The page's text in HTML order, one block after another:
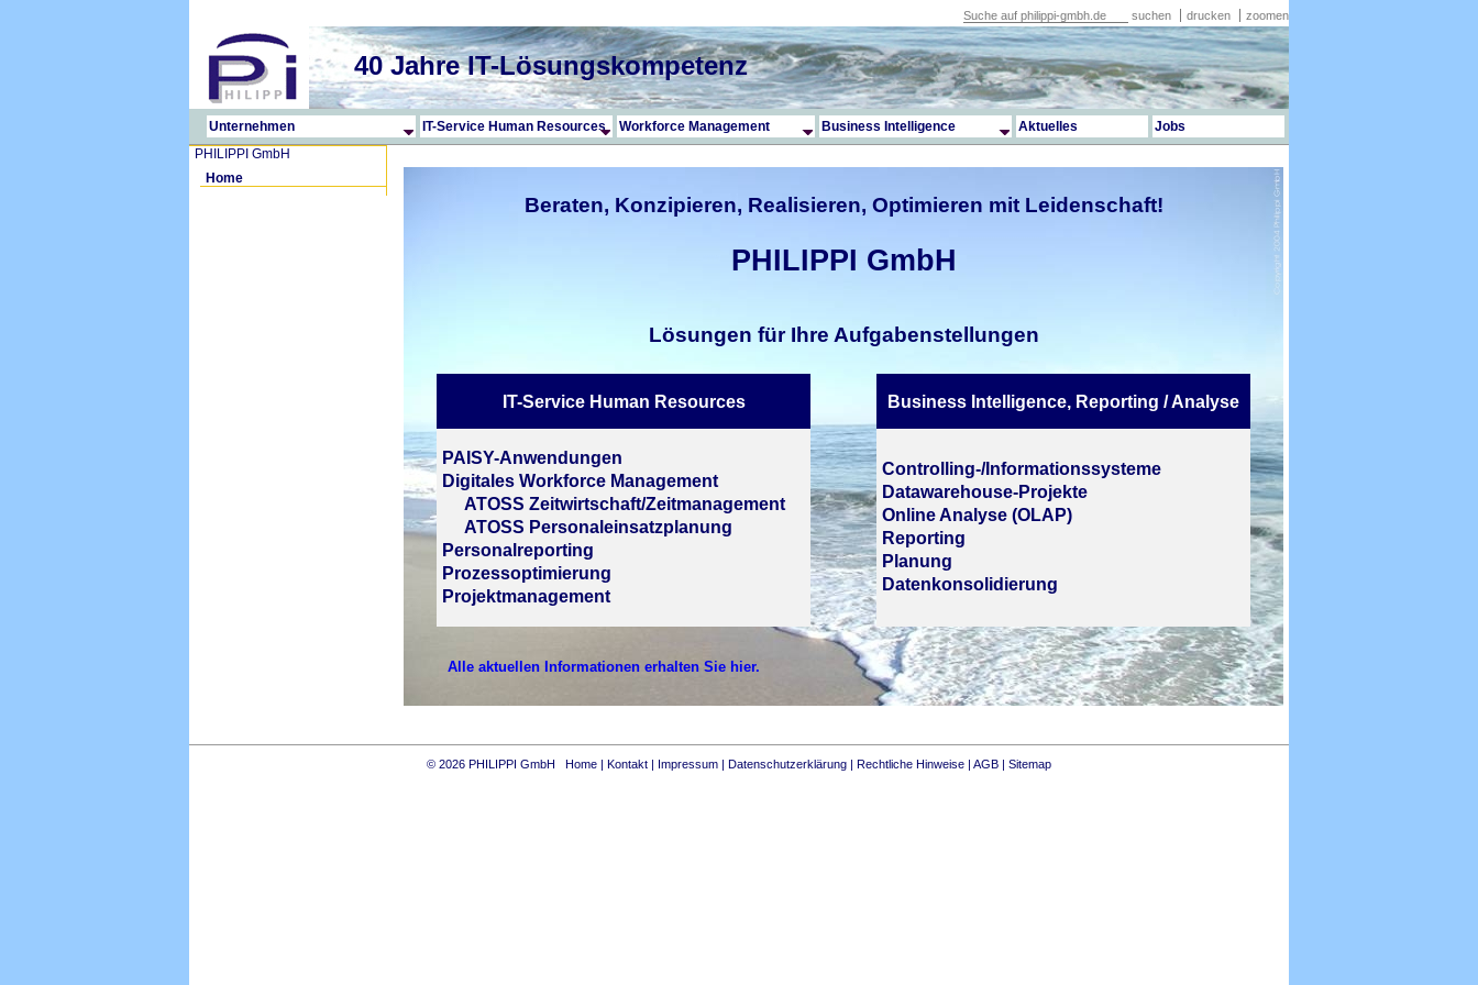
suchen drucken zoomen
40 Jahre IT-Lösungskompetenz
PHILIPPI GmbH
Home
Beraten, Konzipieren, Realisieren, Optimieren mit Leidenschaft!
PHILIPPI GmbH
Lösungen für Ihre Aufgabenstellungen
IT-Service Human Resources
PAISY-Anwendungen
Digitales Workforce Management
ATOSS Zeitwirtschaft/Zeitmanagement
ATOSS Personaleinsatzplanung
Personalreporting
Prozessoptimierung
Projektmanagement
Business Intelligence, Reporting / Analyse
Controlling-/Informationssysteme
Datawarehouse-Projekte
Online Analyse (OLAP)
Reporting
Planung
Datenkonsolidierung
Alle aktuellen Informationen erhalten Sie hier.
© 2026 PHILIPPI GmbH Home | Kontakt | Impressum | Datenschutzerklärung | Rechtliche Hinweise | AGB | Sitemap
Unternehmen IT-Service Human Resources Workforce Management Business Intelligence Aktuelles Jobs